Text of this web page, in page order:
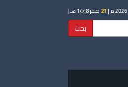
21 صفر 1448 هـ |
بحث